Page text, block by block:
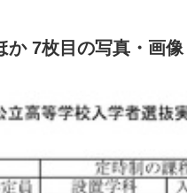
か 7枚目の写真・画像